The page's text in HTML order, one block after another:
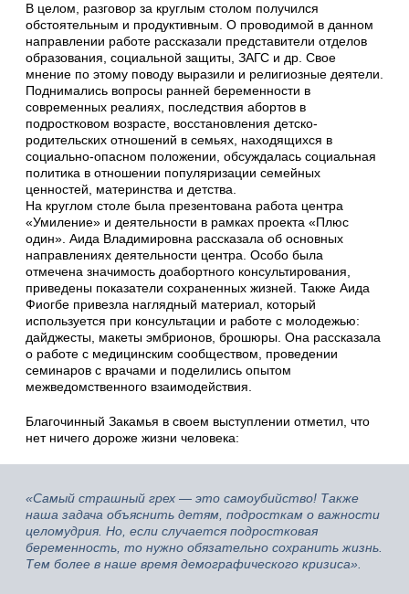
В целом, разговор за круглым столом получился
обстоятельным и продуктивным. О проводимой в данном
направлении работе рассказали представители отделов
образования, социальной защиты, ЗАГС и др. Свое
мнение по этому поводу выразили и религиозные деятели.
Поднимались вопросы ранней беременности в
современных реалиях, последствия абортов в
подростковом возрасте, восстановления детско-
родительских отношений в семьях, находящихся в
социально-опасном положении, обсуждалась социальная
политика в отношении популяризации семейных
ценностей, материнства и детства.
На круглом столе была презентована работа центра
«Умиление» и деятельности в рамках проекта «Плюс
один». Аида Владимировна рассказала об основных
направлениях деятельности центра. Особо была
отмечена значимость доабортного консультирования,
приведены показатели сохраненных жизней. Также Аида
Фиогбе привезла наглядный материал, который
используется при консультации и работе с молодежью:
дайджесты, макеты эмбрионов, брошюры. Она рассказала
о работе с медицинским сообществом, проведении
семинаров с врачами и поделились опытом
межведомственного взаимодействия.
Благочинный Закамья в своем выступлении отметил, что
нет ничего дороже жизни человека:
«Самый страшный грех — это самоубийство! Также
наша задача объяснить детям, подросткам о важности
целомудрия. Но, если случается подростковая
беременность, то нужно обязательно сохранить жизнь.
Тем более в наше время демографического кризиса».